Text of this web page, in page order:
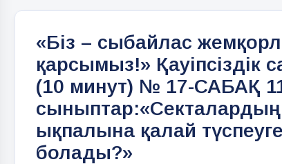
«Біз – сыбайлас
қарсымыз!» Қауіпсіздік
(10 минут) № 17-САБАҚ
сыныптар:«Секталардың
ықпалына қалай түспеуге
болады?»